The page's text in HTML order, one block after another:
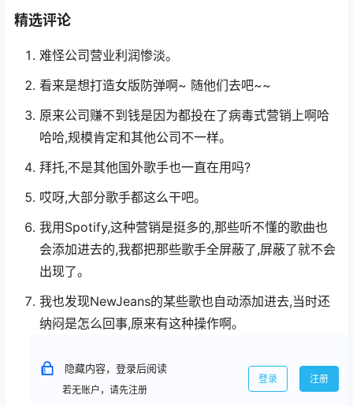
精选评论
难怪公司营业利润惨淡。
看来是想打造女版防弹啊~ 随他们去吧~~
原来公司赚不到钱是因为都投在了病毒式营销上啊哈
哈哈,规模肯定和其他公司不一样。
拜托,不是其他国外歌手也一直在用吗?
哎呀,大部分歌手都这么干吧。
我用Spotify,这种营销是挺多的,那些听不懂的歌曲也
会添加进去的,我都把那些歌手全屏蔽了,屏蔽了就不会
出现了。
我也发现NewJeans的某些歌也自动添加进去,当时还
纳闷是怎么回事,原来有这种操作啊。
隐藏内容，登录后阅读
若无账户，请先注册
登录 注册